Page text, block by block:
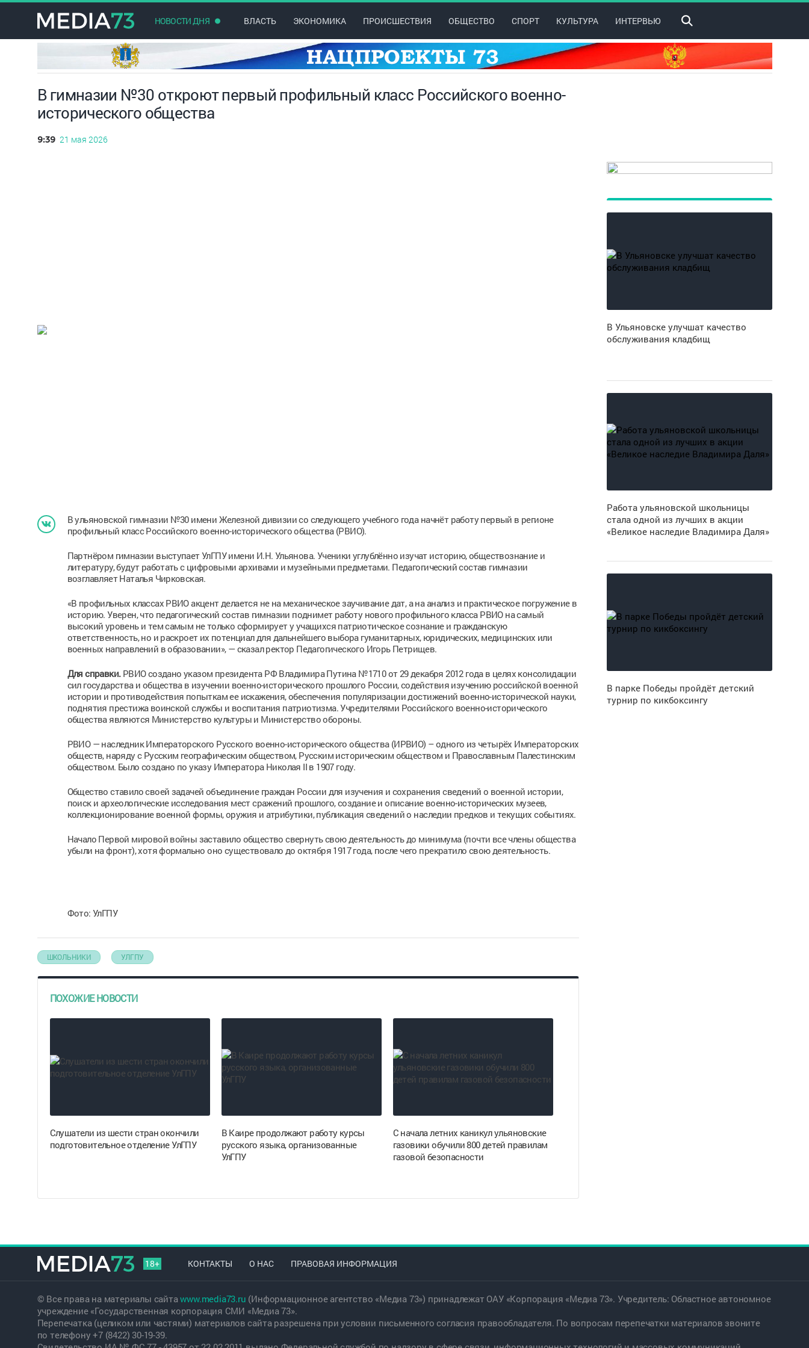
НОВОСТИ ДНЯ ВЛАСТЬ ЭКОНОМИКА ПРОИСШЕСТВИЯ ОБЩЕСТВО СПОРТ КУЛЬТУРА ИНТЕРВЬЮ
В гимназии №30 откроют первый профильный класс Российского военно-
исторического общества
9:39 21 мая 2026
В ульяновской гимназии №30 имени Железной дивизии со следующего учебного года начнёт работу первый в регионе
профильный класс Российского военно-исторического общества (РВИО).
Партнёром гимназии выступает УлГПУ имени И.Н. Ульянова. Ученики углублённо изучат историю, обществознание и
литературу, будут работать с цифровыми архивами и музейными предметами. Педагогический состав гимназии
возглавляет Наталья Чирковская.
«В профильных классах РВИО акцент делается не на механическое заучивание дат, а на анализ и практическое погружение в
историю. Уверен, что педагогический состав гимназии поднимет работу нового профильного класса РВИО на самый
высокий уровень и тем самым не только сформирует у учащихся патриотическое сознание и гражданскую
ответственность, но и раскроет их потенциал для дальнейшего выбора гуманитарных, юридических, медицинских или
военных направлений в образовании», — сказал ректор Педагогического Игорь Петрищев.
Для справки.РВИО создано указом президента РФ Владимира Путина №1710 от 29 декабря 2012 года в целях консолидации
сил государства и общества в изучении военно-исторического прошлого России, содействия изучению российской военной
истории и противодействия попыткам ее искажения, обеспечения популяризации достижений военно-исторической науки,
поднятия престижа воинской службы и воспитания патриотизма. Учредителями Российского военно-исторического
общества являются Министерство культуры и Министерство обороны.
РВИО — наследник Императорского Русского военно-исторического общества (ИРВИО) – одного из четырёх Императорских
обществ, наряду с Русским географическим обществом, Русским историческим обществом и Православным Палестинским
обществом. Было создано по указу Императора Николая II в 1907 году.
Общество ставило своей задачей объединение граждан России для изучения и сохранения сведений о военной истории,
поиск и археологические исследования мест сражений прошлого, создание и описание военно-исторических музеев,
коллекционирование военной формы, оружия и атрибутики, публикация сведений о наследии предков и текущих событиях.
Начало Первой мировой войны заставило общество свернуть свою деятельность до минимума (почти все члены общества
убыли на фронт), хотя формально оно существовало до октября 1917 года, после чего прекратило свою деятельность.
Фото: УлГПУ
ШКОЛЬНИКИ УЛГПУ
ПОХОЖИЕ НОВОСТИ
Cлушатели из шести стран окончили
подготовительное отделение УлГПУ
В Каире продолжают работу курсы
русского языка, организованные
УлГПУ
С начала летних каникул ульяновские
газовики обучили 800 детей правилам
газовой безопасности
В Ульяновске улучшат качество
обслуживания кладбищ
Работа ульяновской школьницы
стала одной из лучших в акции
«Великое наследие Владимира Даля»
В парке Победы пройдёт детский
турнир по кикбоксингу
18+ КОНТАКТЫ О НАС ПРАВОВАЯ ИНФОРМАЦИЯ
© Все права на материалы сайтаwww.media73.ru (Информационное агентство «Медиа 73») принадлежат ОАУ «Корпорация «Медиа 73». Учредитель: Областное автономное
учреждение «Государственная корпорация СМИ «Медиа 73».
Перепечатка (целиком или частями) материалов сайта разрешена при условии письменного согласия правообладателя. По вопросам перепечатки материалов звоните
по телефону +7 (8422) 30-19-39.